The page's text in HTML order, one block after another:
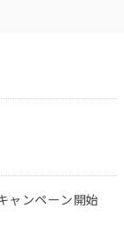
ャンペーン開始